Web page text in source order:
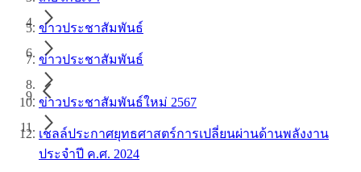
ข่าวประชาสัมพันธ์
ข่าวประชาสัมพันธ์
ข่าวประชาสัมพันธ์ใหม่ 2567
เชลล์ประกาศยุทธศาสตร์การเปลี่ยนผ่านด้านพลังงาน
ประจำปี ค.ศ. 2024